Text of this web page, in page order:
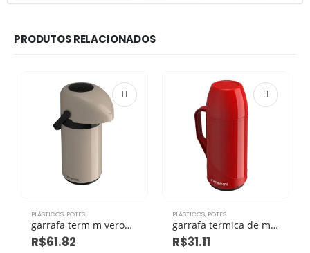
PRODUTOS RELACIONADOS
PLÁSTICOS, POTES
garrafa term m verona pressao 600ml bege eco
R$61.82
PLÁSTICOS, POTES
garrafa termica de mesa roma 500ml vermelha eco
R$31.11